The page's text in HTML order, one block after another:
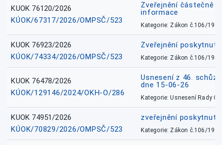
KUOK 76120/2026
KÚOK/67317/2026/OMPSČ/523
Zveřejnění částečně
informace
Kategorie: Zákon č.106/1999
KUOK 76923/2026
KÚOK/74334/2026/OMPSČ/523
Zveřejnění
Kategorie: Zákon č.106/1999
KUOK 76478/2026
KÚOK/129146/2024/OKH-O/286
Usnesení z 46.
dne 15-06-26
Kategorie: Usnesení Rady
KUOK 74951/2026
KÚOK/70829/2026/OMPSČ/523
zveřejnění
Kategorie: Zákon č.106/1999